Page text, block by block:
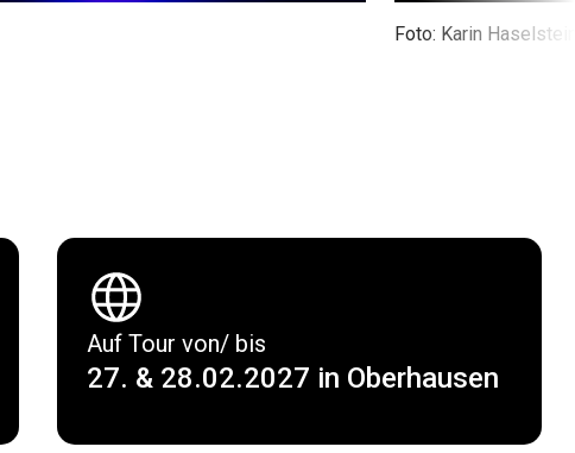
Foto: Karin
Auf Tour von/ bis
27. & 28.02.2027 in Oberhausen